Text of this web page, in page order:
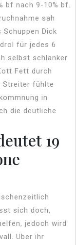
bf nach 9-10% bf.
sah
Dick
für jedes 6
selbst schlanker
Fett durch
Streiter fühlte
in
die deutliche
19
sich doch,
jedoch wird
Über ihr